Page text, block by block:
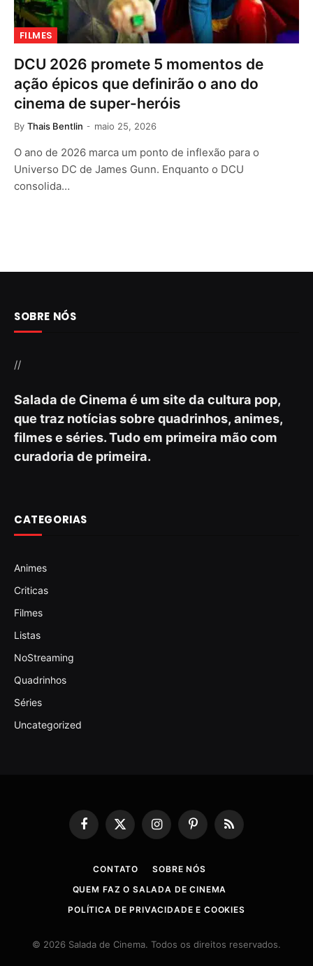
FILMES
DCU 2026 promete 5 momentos de
ação épicos que definirão o ano do
cinema de super-heróis
By Thais Bentlin maio 25, 2026
O ano de 2026 marca um ponto de inflexão para o
Universo DC de James Gunn. Enquanto o DCU
consolida…
SOBRE NÓS
//
Salada de Cinema é um site da cultura pop,
que traz notícias sobre quadrinhos, animes,
filmes e séries. Tudo em primeira mão com
curadoria de primeira.
CATEGORIAS
Animes
Criticas
Filmes
Listas
NoStreaming
Quadrinhos
Séries
Uncategorized
Facebook
X
InstagramPinterestRSS
CONTATO
SOBRE NÓS
QUEM FAZ O SALADA DE CINEMA
POLÍTICA DE PRIVACIDADE E COOKIES
© 2026 Salada de Cinema. Todos os direitos reservados.